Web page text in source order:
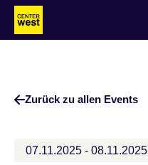
Zum
Hauptinhalt
Zum
Footer
Zurück zu allen Events
07.11.2025 - 08.11.2025